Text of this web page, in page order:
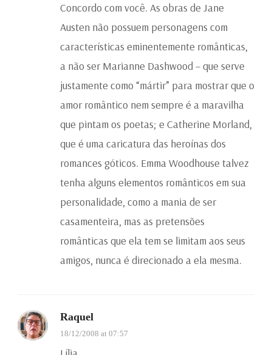
Concordo com você. As obras de Jane
Austen não possuem personagens com
características eminentemente românticas,
a não ser Marianne Dashwood – que serve
justamente como “mártir” para mostrar que o
amor romântico nem sempre é a maravilha
que pintam os poetas; e Catherine Morland,
que é uma caricatura das heroínas dos
romances góticos. Emma Woodhouse talvez
tenha alguns elementos românticos em sua
personalidade, como a mania de ser
casamenteira, mas as pretensões
românticas que ela tem se limitam aos seus
amigos, nunca é direcionado a ela mesma.
Raquel
18/12/2008 at 07:57